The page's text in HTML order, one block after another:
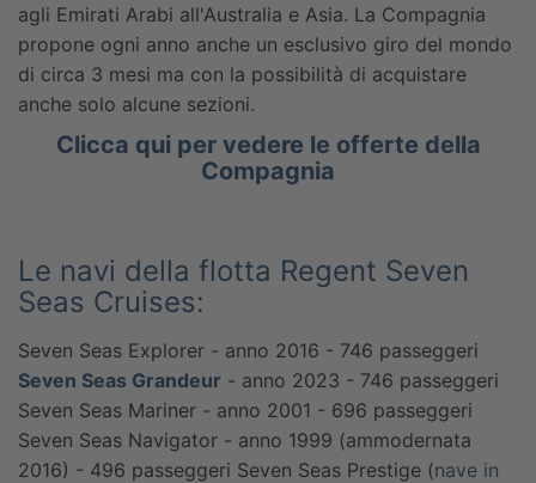
agli Emirati Arabi all'Australia e Asia. La Compagnia
propone ogni anno anche un esclusivo giro del mondo
di circa 3 mesi ma con la possibilità di acquistare
anche solo alcune sezioni.
Clicca qui per vedere le offerte della
Compagnia
Le navi della flotta Regent Seven
Seas Cruises:
Seven Seas Explorer - anno 2016 - 746 passeggeri
Seven Seas Grandeur - anno 2023 - 746 passeggeri
Seven Seas Mariner - anno 2001 - 696 passeggeri
Seven Seas Navigator - anno 1999 (ammodernata
2016) - 496 passeggeri Seven Seas Prestige (nave in